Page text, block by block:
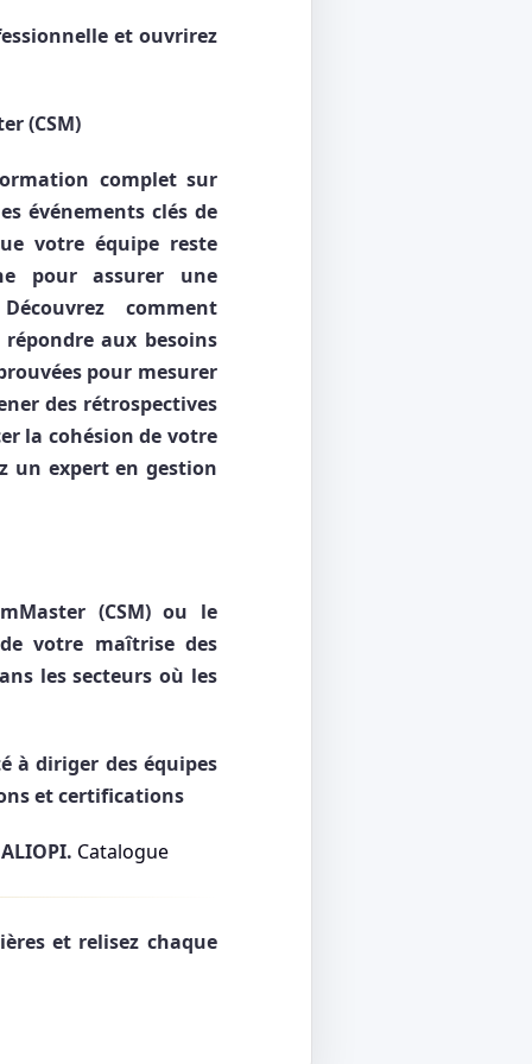
et ouvrirez
(CSM)
complet sur
événements clés de
votre équipe reste
pour assurer une
comment
aux besoins
pour mesurer
des rétrospectives
la cohésion de votre
un expert en gestion
(CSM) ou le
votre maîtrise des
les secteurs où les
à diriger des équipes
et certifications
Catalogue
et relisez chaque